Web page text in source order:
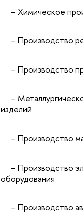
– Химическое
– Производство
– Производство
–
изделий
– Производство
– Производство
оборудования
– Производство